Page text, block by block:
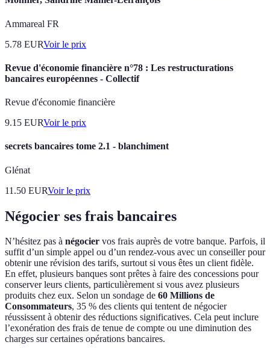
Ammareal FR
5.78 EURVoir le prix
Revue d'économie financière n°78 : Les restructurations
bancaires européennes - Collectif
Revue d'économie financière
9.15 EURVoir le prix
secrets bancaires tome 2.1 - blanchiment
Glénat
11.50 EURVoir le prix
Négocier ses frais bancaires
N’hésitez pas à négocier vos frais auprès de votre banque. Parfois, il
suffit d’un simple appel ou d’un rendez-vous avec un conseiller pour
obtenir une révision des tarifs, surtout si vous êtes un client fidèle.
En effet, plusieurs banques sont prêtes à faire des concessions pour
conserver leurs clients, particulièrement si vous avez plusieurs
produits chez eux. Selon un sondage de 60 Millions de
Consommateurs, 35 % des clients qui tentent de négocier
réussissent à obtenir des réductions significatives. Cela peut inclure
l’exonération des frais de tenue de compte ou une diminution des
charges sur certaines opérations bancaires.